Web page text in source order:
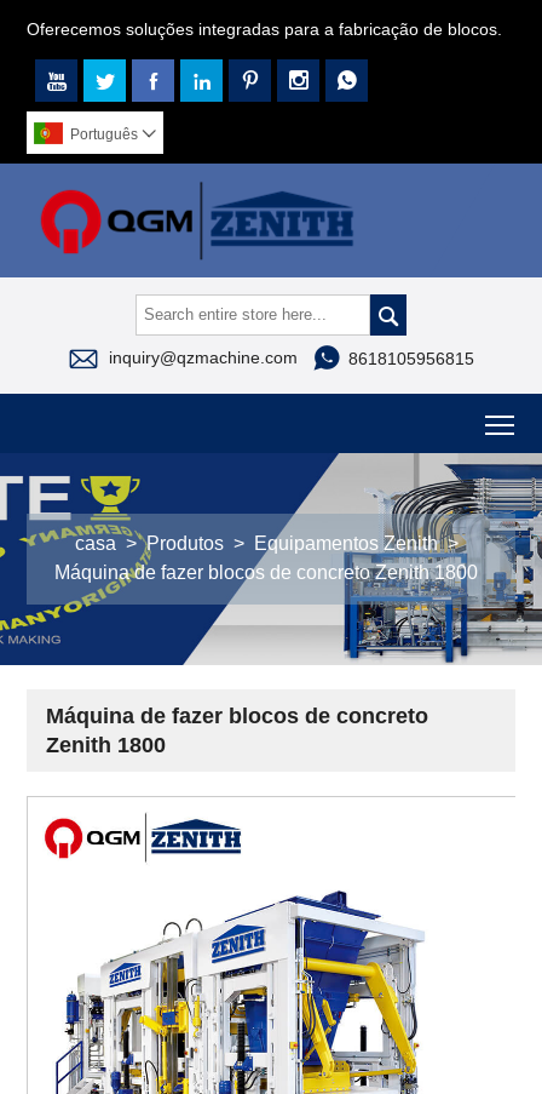
Oferecemos soluções integradas para a fabricação de blocos.
      
Português 

 inquiry@qzmachine.com  8618105956815
casa > Produtos > Equipamentos Zenith >
Máquina de fazer blocos de concreto Zenith 1800
Máquina de fazer blocos de concreto
Zenith 1800